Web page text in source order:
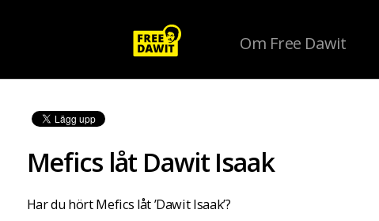
Om Free Dawit
Mefics låt Dawit Isaak
Har du hört Mefics låt ’Dawit Isaak’?